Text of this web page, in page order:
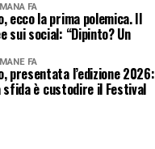
FA
ecco la prima polemica. Il
sui social: “Dipinto? Un
FA
presentata l’edizione 2026:
è custodire il Festival